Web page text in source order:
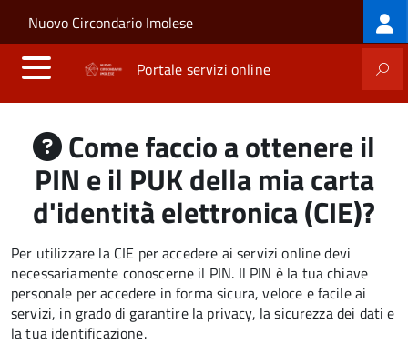
Salta al contenuto principale
Skip to site navigation
Nuovo Circondario Imolese
Portale servizi online
Come faccio a ottenere il
PIN e il PUK della mia carta
d'identità elettronica (CIE)?
Per utilizzare la CIE per accedere ai servizi online devi
necessariamente conoscerne il PIN. Il PIN è la tua chiave
personale per accedere in forma sicura, veloce e facile ai
servizi, in grado di garantire la privacy, la sicurezza dei dati e
la tua identificazione.